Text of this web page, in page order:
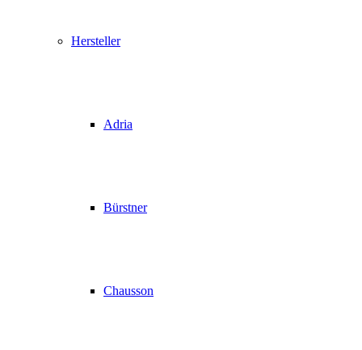
Hersteller
Adria
Bürstner
Chausson